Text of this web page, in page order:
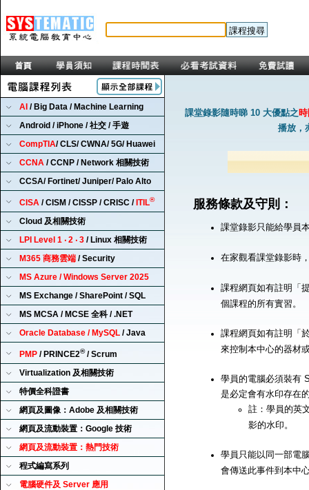
AI / Big Data / Machine Learning
Android / iPhone / 社交 / 手遊
CompTIA/ CLS/ CWNA/ 5G/ Huawei
CCNA / CCNP / Network 相關技術
CCSA/ Fortinet/ Juniper/ Palo Alto
CISA / CISM / CISSP / CRISC / ITIL®
Cloud 及相關技術
LPI Level 1 ‧ 2 ‧ 3 / Linux 相關技術
M365 商務雲端 / Security
MS Azure / Windows Server 2025
MS Exchange / SharePoint / SQL
MS MCSA / MCSE 全科 / .NET
Oracle Database / MySQL / Java
PMP / PRINCE2®/ Scrum
Virtualization 及相關技術
特價全科證書
網頁及圖像：Adobe 及相關技術
網頁及流動裝置：Google 技術
網頁及流動裝置：熱門技術
程式編寫系列
電腦硬件及 Server 應用
課堂錄影隨時睇 10 大優點之
播放，
服務條款及守則：
課堂錄影只能給學員
在家觀看課堂錄影時
課程網頁如有註明「
個課程的所有實習。
課程網頁如有註明「
來控制本中心的器材
學員的電腦必須裝有
是必定會有水印存在
註：學員的英
影的水印。
學員只能以同一部電
會傳送此事件到本中